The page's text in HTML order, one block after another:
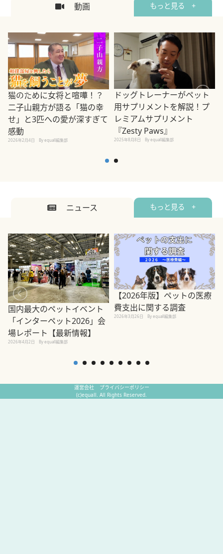
動画 もっと見る +
猫のために女将と喧嘩！？
二子山親方が語る「猫の幸
せ」と3匹への愛が深すぎて
感動
2026年2月4日 By equall編集部
ドッグトレーナーがペット
用サプリメントを解説！プ
レミアムサプリメント
『Zesty Paws』
2025年8月8日 By equall編集部
ニュース もっと見る +
国内最大のペットイベント
「インターペット2026」会
場レポート【最新情報】
2026年4月2日 By equall編集部
【2026年版】ペットの医療
費支出に関する調査
2026年3月26日 By equall編集部
運営会社
プライバシーポリシー
(c)equall. All Rights Reserved.